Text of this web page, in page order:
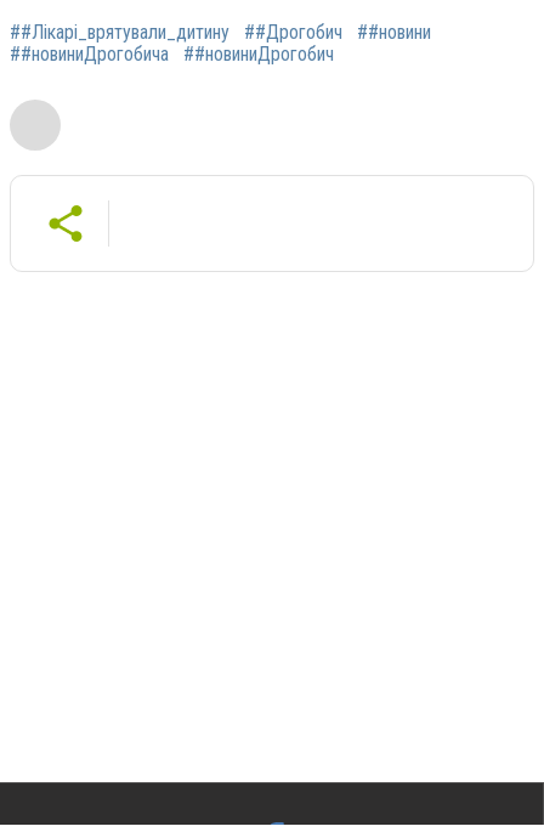
##Лікарі_врятували_дитину ##Дрогобич
##новини
##новиниДрогобича
##новиниДрогобич